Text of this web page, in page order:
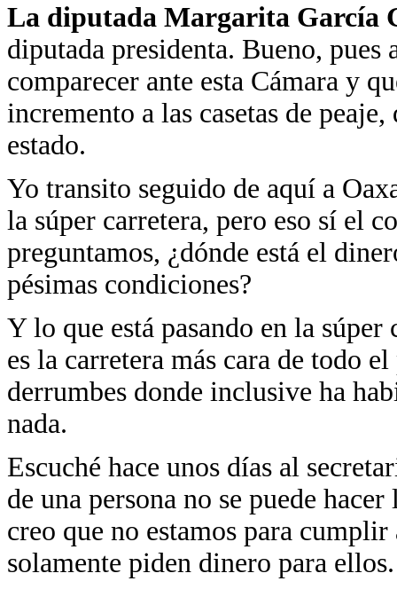
La diputada Margarita García
diputada presidenta. Bueno,
comparecer ante esta Cámara y
incremento a las casetas de
estado.
Yo transito seguido de aquí a
la súper carretera, pero eso sí el
preguntamos, ¿dónde está el
pésimas condiciones?
Y lo que está pasando en la
es la carretera más cara de todo
derrumbes donde inclusive ha
nada.
Escuché hace unos días al
de una persona no se puede
creo que no estamos para
solamente piden dinero para ellos.